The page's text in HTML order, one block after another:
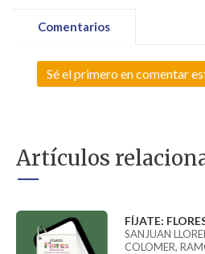
Comentarios
Sé el primero en comentar
Artículos
FÍJATE:
SANJUAN
COLOMER,